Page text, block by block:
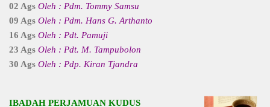
02 Ags Oleh : Pdm. Tommy Samsu
09 Ags Oleh : Pdm. Hans G. Arthanto
16 Ags Oleh : Pdt. Pamuji
23 Ags Oleh : Pdt. M. Tampubolon
30 Ags Oleh : Pdp. Kiran Tjandra
IBADAH PERJAMUAN KUDUS